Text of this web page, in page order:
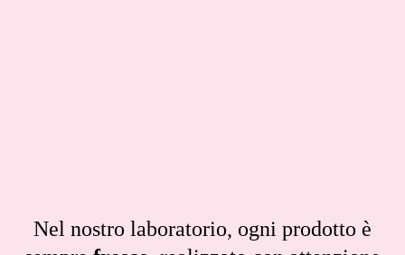
Nel nostro laboratorio, ogni prodotto è